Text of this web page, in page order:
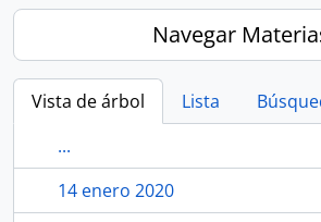
Navegar
Vista de árbol Lista
...
14 enero 2020